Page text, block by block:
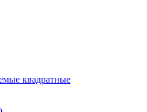
квадратные